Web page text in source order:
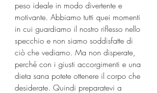
peso ideale in modo divertente e
motivante. Abbiamo tutti quei momenti
in cui guardiamo il nostro riflesso nello
specchio e non siamo soddisfatte di
ciò che vediamo. Ma non disperate,
perché con i giusti accorgimenti e una
dieta sana potete ottenere il corpo che
desiderate. Quindi preparatevi a